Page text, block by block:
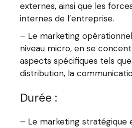
externes, ainsi que les
internes de l’entreprise.
– Le marketing
niveau micro, en se
aspects spécifiques tels
distribution, la
Durée :
– Le marketing stratégique